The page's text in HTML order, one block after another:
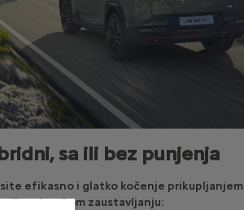
sa ili bez punjenja
efikasno i glatko kočenje prikupljanjem
pri svakom zaustavljanju: